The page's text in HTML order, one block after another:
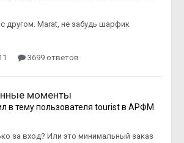
другом. Marat, не забудь шарфик
3699 ответов
моменты
в тему пользователя touristв АРФМ
за вход? Или это минимальный заказ